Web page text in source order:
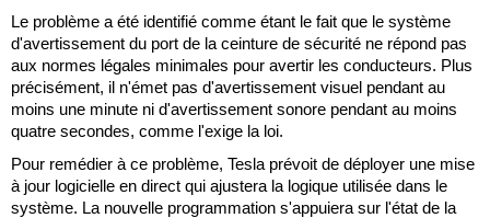
Le problème a été identifié comme étant le fait que le système
d'avertissement du port de la ceinture de sécurité ne répond pas
aux normes légales minimales pour avertir les conducteurs. Plus
précisément, il n'émet pas d'avertissement visuel pendant au
moins une minute ni d'avertissement sonore pendant au moins
quatre secondes, comme l'exige la loi.
Pour remédier à ce problème, Tesla prévoit de déployer une mise
à jour logicielle en direct qui ajustera la logique utilisée dans le
système. La nouvelle programmation s'appuiera sur l'état de la